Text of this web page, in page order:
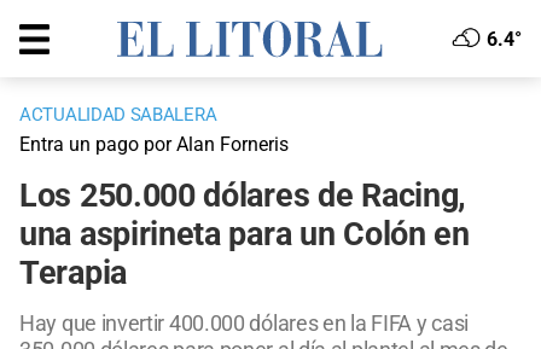
6.4°
ACTUALIDAD SABALERA
Entra un pago por Alan Forneris
Los 250.000 dólares de Racing,
una aspirineta para un Colón en
Terapia
Hay que invertir 400.000 dólares en la FIFA y casi